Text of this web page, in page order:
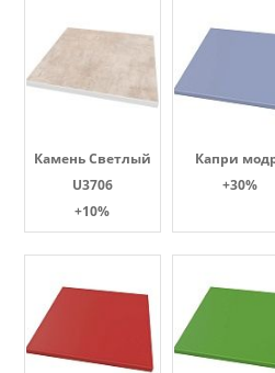
Камень Светлый
U3706
+10%
Капри
+30%